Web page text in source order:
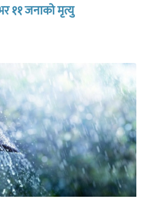
११ जनाको मृत्यु